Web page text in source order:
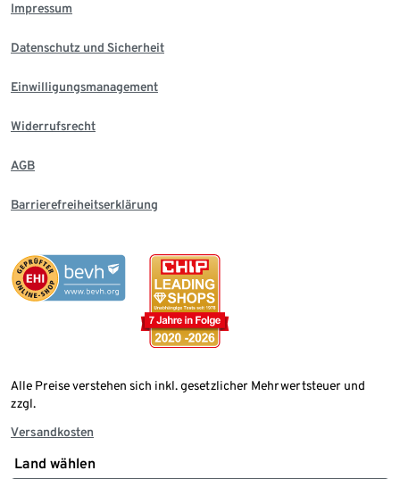
Impressum
Datenschutz und Sicherheit
Einwilligungsmanagement
Widerrufsrecht
AGB
Barrierefreiheitserklärung
Alle Preise verstehen sich inkl. gesetzlicher Mehrwertsteuer und
zzgl.
Versandkosten
Land wählen